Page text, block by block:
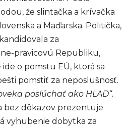
že slintačka a krívačka
a Maďarska. Politička,
za
pravicovú Republiku,
o pomstu EÚ, ktorá sa
pomstiť za neposlušnosť.
poslúchať ako HLAD“.
bez dôkazov prezentuje
vyhubenie dobytka za